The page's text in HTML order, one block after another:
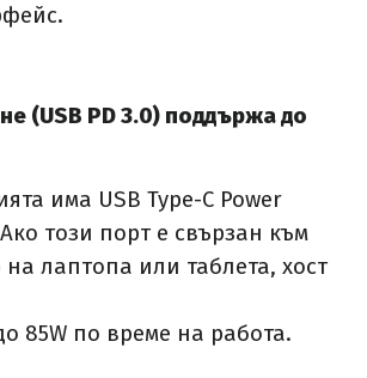
(USB PD 3.0) поддържа до
има USB Type-C Power
този порт е свързан към
лаптопа или таблета, хост
85W по време на работа.